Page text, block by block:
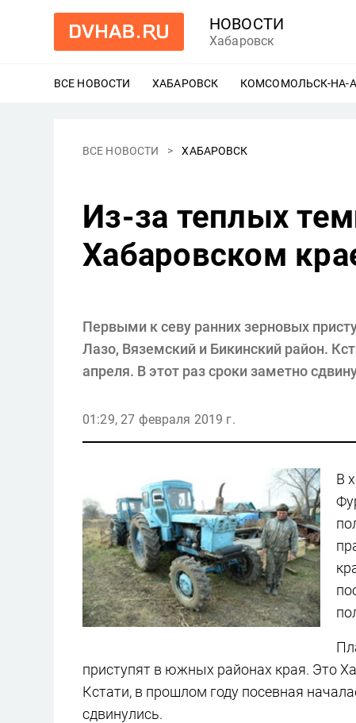
НОВОСТИ
Хабаровск
ВСЕ НОВОСТИ ХАБАРОВСК ЕЩЕ
КОМСОМОЛЬСК-НА-
ВСЕ НОВОСТИ ХАБАРОВСК
Из-за теплых
Хабаровском
Первыми к севу ранних зерновых
Лазо, Вяземский и Бикинский район.
апреля. В этот раз сроки заметно
01:29, 27 февраля 2019 г.
В
приступят в южных районах края. Это
Кстати, в прошлом году посевная
сдвинулись.